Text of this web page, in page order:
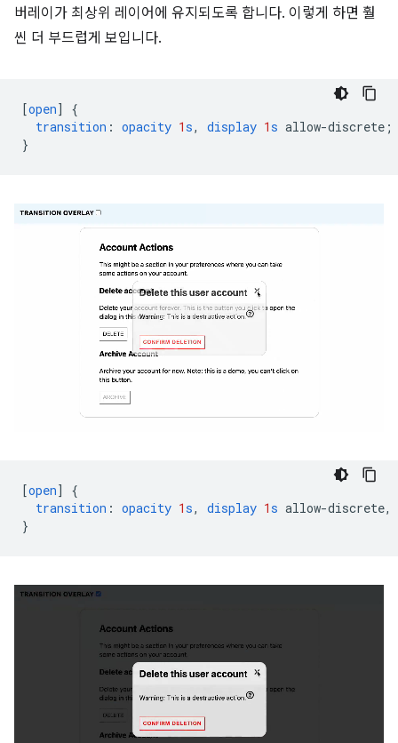
버레이가 최상위 레이어에 유지되도록 합니다. 이렇게 하면 훨
씬 더 부드럽게 보입니다.
[open]
{
transition : opacity 1s, display 1s allow-discrete ;
}
[open]
{
transition : opacity 1s, display 1s allow-discrete,
}